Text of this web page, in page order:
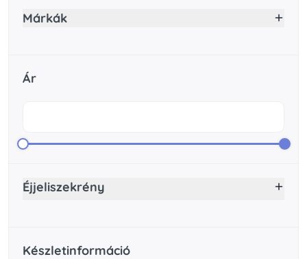
Márkák
Ár
Éjjeliszekrény
Készletinformáció